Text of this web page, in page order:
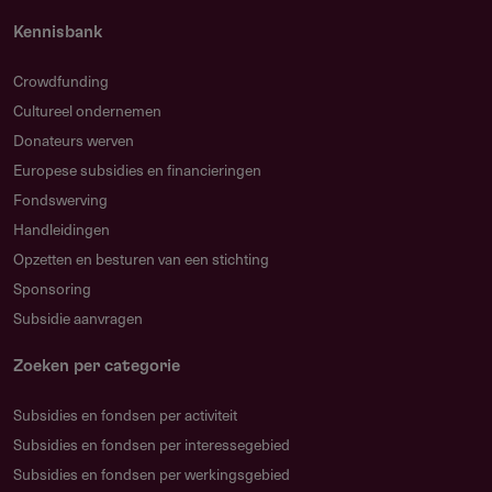
Het borgen van kennis en het bestendigen van de
kennisinfrastructuur in de langdurige zorg voor mensen
met een verstandelijke beperking. De subsidie versterkt
kennisuitwisseling, innovatie en samenwerking.
Wie kan aanvragen?
Bestaande academische werkplaatsen in de langdurige
gehandicaptenzorg, met een universiteit of UMC als
hoofdaanvrager. Het samenwerkingsverband bestaat
minimaal zeven jaar.
Hoeveel kan ik aanvragen?
totaalplafond van € 28.584.540 voor deze ronde.
Wanneer kan ik aanvragen?
Kennisbank
Crowdfunding
Cultureel ondernemen
Donateurs werven
Europese subsidies en financieringen
Fondswerving
Handleidingen
Opzetten en besturen van een stichting
Sponsoring
Subsidie aanvragen
Zoeken per categorie
Subsidies en fondsen per activiteit
Subsidies en fondsen per interessegebied
Subsidies en fondsen per werkingsgebied